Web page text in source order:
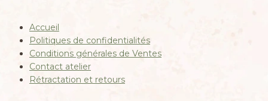
Accueil
Politiques de confidentialités
Conditions générales de Ventes
Contact atelier
Rétractation et retours